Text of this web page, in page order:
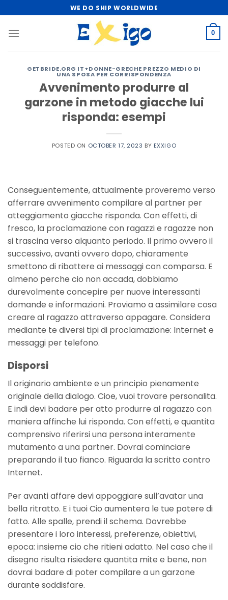
to
content
WE DO SHIP WORLDWIDE
0
GETBRIDE.ORG IT+DONNE-GRECHE PREZZO MEDIO DI
UNA SPOSA PER CORRISPONDENZA
Avvenimento produrre al
garzone in metodo giacche lui
risponda: esempi
POSTED ON OCTOBER 17, 2023 BY EXXIGO
Conseguentemente, attualmente proveremo verso
afferrare avvenimento compilare al partner per
atteggiamento giacche risponda. Con effetti, di
fresco, la proclamazione con ragazzi e ragazze non
si trascina verso alquanto periodo. Il primo ovvero il
successivo, avanti ovvero dopo, chiaramente
smettono di ribattere ai messaggi con comparsa. E
almeno perche cio non accada, dobbiamo
durevolmente concepire per nuove interessanti
domande e informazioni. Proviamo a assimilare cosa
creare al ragazzo attraverso appagare. Considera
mediante te diversi tipi di proclamazione: Internet e
messaggi per telefono.
Disporsi
Il originario ambiente e un principio pienamente
originale della dialogo. Cioe, vuoi trovare personalita.
E indi devi badare per atto produrre al ragazzo con
maniera affinche lui risponda. Con effetti, e quantita
comprensivo riferirsi una persona interamente
mutamento a una partner. Dovrai cominciare
preparando il tuo fianco. Riguarda la scritto contro
Internet.
Per avanti affare devi appoggiare sull’avatar una
bella ritratto. E i tuoi Cio aumentera le tue potere di
fatto. Alle spalle, prendi il schema. Dovrebbe
presentare i loro interessi, preferenze, obiettivi,
epoca: insieme cio che ritieni adatto. Nel caso che il
disegno risulta risiedere quantita mite e bene, non
dovrai badare di poter compilare a un garzone
durante soddisfare.